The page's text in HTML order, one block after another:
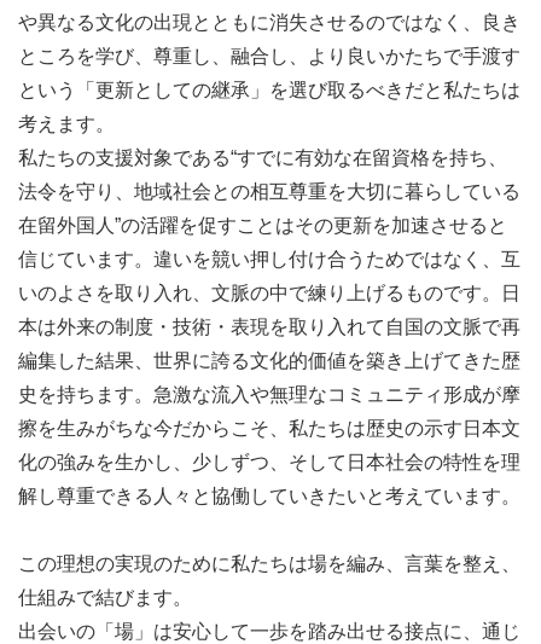
や異なる文化の出現とともに消失させるのではなく、良き
ところを学び、尊重し、融合し、より良いかたちで手渡す
という「更新としての継承」を選び取るべきだと私たちは
考えます。
私たちの支援対象である“すでに有効な在留資格を持ち、
法令を守り、地域社会との相互尊重を大切に暮らしている
在留外国人”の活躍を促すことはその更新を加速させると
信じています。違いを競い押し付け合うためではなく、互
いのよさを取り入れ、文脈の中で練り上げるものです。日
本は外来の制度・技術・表現を取り入れて自国の文脈で再
編集した結果、世界に誇る文化的価値を築き上げてきた歴
史を持ちます。急激な流入や無理なコミュニティ形成が摩
擦を生みがちな今だからこそ、私たちは歴史の示す日本文
化の強みを生かし、少しずつ、そして日本社会の特性を理
解し尊重できる人々と協働していきたいと考えています。
この理想の実現のために私たちは場を編み、言葉を整え、
仕組みで結びます。
出会いの「場」は安心して一歩を踏み出せる接点に、通じ